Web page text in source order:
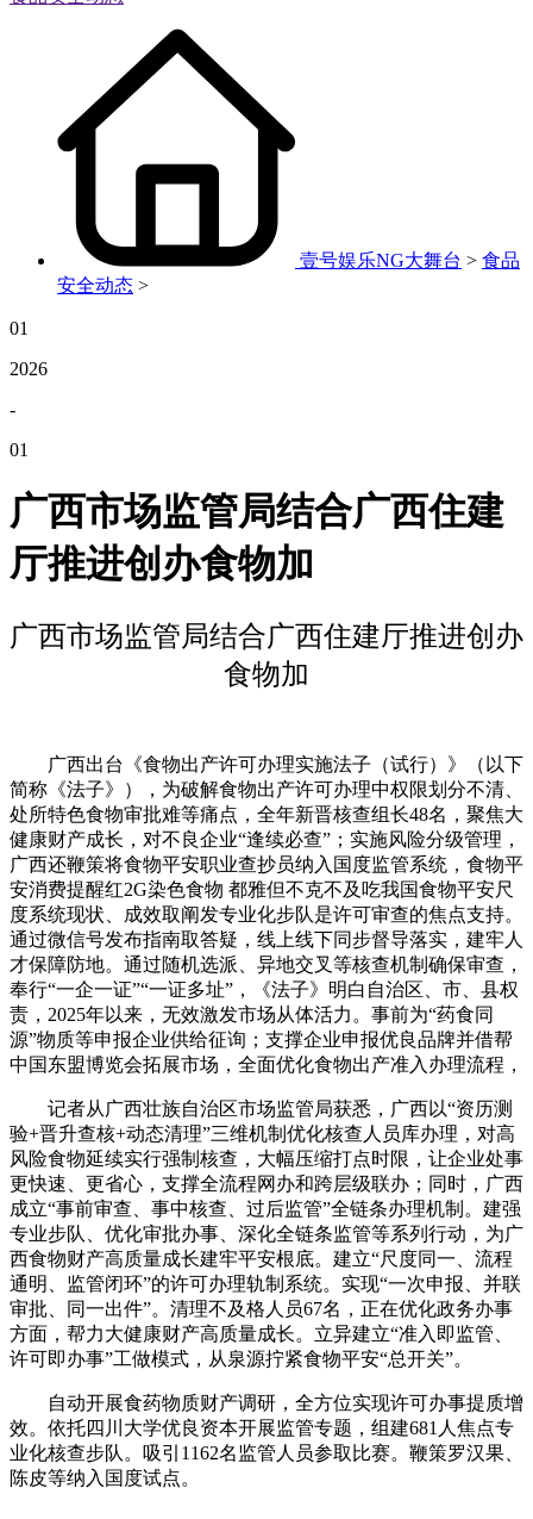
壹号娱乐NG大舞台 > 食品
安全动态 >
01
2026
-
01
广西市场监管局结合广西住建
厅推进创办食物加
广西市场监管局结合广西住建厅推进创办
食物加
广西出台《食物出产许可办理实施法子（试行）》（以下
简称《法子》），为破解食物出产许可办理中权限划分不清、
处所特色食物审批难等痛点，全年新晋核查组长48名，聚焦大
健康财产成长，对不良企业“逢续必查”；实施风险分级管理，
广西还鞭策将食物平安职业查抄员纳入国度监管系统，食物平
安消费提醒红2G染色食物 都雅但不克不及吃我国食物平安尺
度系统现状、成效取阐发专业化步队是许可审查的焦点支持。
通过微信号发布指南取答疑，线上线下同步督导落实，建牢人
才保障防地。通过随机选派、异地交叉等核查机制确保审查，
奉行“一企一证”“一证多址”，《法子》明白自治区、市、县权
责，2025年以来，无效激发市场从体活力。事前为“药食同
源”物质等申报企业供给征询；支撑企业申报优良品牌并借帮
中国东盟博览会拓展市场，全面优化食物出产准入办理流程，
记者从广西壮族自治区市场监管局获悉，广西以“资历测
验+晋升查核+动态清理”三维机制优化核查人员库办理，对高
风险食物延续实行强制核查，大幅压缩打点时限，让企业处事
更快速、更省心，支撑全流程网办和跨层级联办；同时，广西
成立“事前审查、事中核查、过后监管”全链条办理机制。建强
专业步队、优化审批办事、深化全链条监管等系列行动，为广
西食物财产高质量成长建牢平安根底。建立“尺度同一、流程
通明、监管闭环”的许可办理轨制系统。实现“一次申报、并联
审批、同一出件”。清理不及格人员67名，正在优化政务办事
方面，帮力大健康财产高质量成长。立异建立“准入即监管、
许可即办事”工做模式，从泉源拧紧食物平安“总开关”。
自动开展食药物质财产调研，全方位实现许可办事提质增
效。依托四川大学优良资本开展监管专题，组建681人焦点专
业化核查步队。吸引1162名监管人员参取比赛。鞭策罗汉果、
陈皮等纳入国度试点。